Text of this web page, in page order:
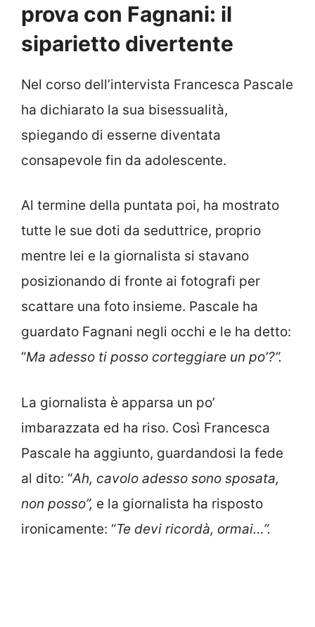
prova con Fagnani: il
siparietto divertente
Nel corso dell’intervista Francesca Pascale
ha dichiarato la sua bisessualità,
spiegando di esserne diventata
consapevole fin da adolescente.
Al termine della puntata poi, ha mostrato
tutte le sue doti da seduttrice, proprio
mentre lei e la giornalista si stavano
posizionando di fronte ai fotografi per
scattare una foto insieme. Pascale ha
guardato Fagnani negli occhi e le ha detto:
“Ma adesso ti posso corteggiare un po’?”.
La giornalista è apparsa un po’
imbarazzata ed ha riso. Così Francesca
Pascale ha aggiunto, guardandosi la fede
al dito: “Ah, cavolo adesso sono sposata,
non posso”, e la giornalista ha risposto
ironicamente: “Te devi ricordà, ormai…”.